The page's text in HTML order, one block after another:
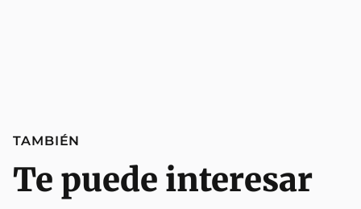
TAMBIÉN
Te puede interesar